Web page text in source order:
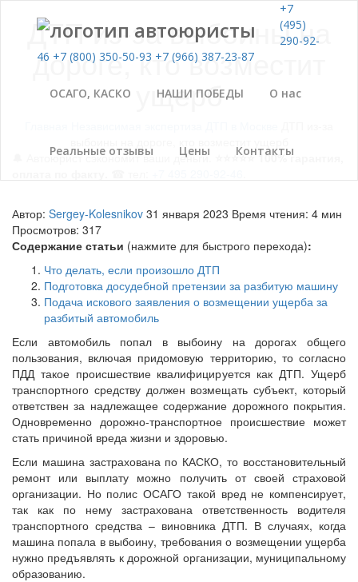
+7
(495)
290-92-
46 +7 (800) 350-50-93 +7 (966) 387-23-87
ОСАГО, КАСКО НАШИ ПОБЕДЫ О нас
Реальные отзывы Цены Контакты
ДТП из-за выбоины на
дороге, кто возместит
ущерб
🔔 Автоюрист сэкономит ваши деньги.
⭐⭐⭐⭐⭐ 100% гарантия,
Автор: Sergey-Kolesnikov 31 января 2023 Время чтения: 4 мин
Просмотров: 317
Содержание статьи (нажмите для быстрого перехода):
Что делать, если произошло ДТП
Подготовка досудебной претензии за разбитую машину
Подача искового заявления о возмещении ущерба за
разбитый автомобиль
Если автомобиль попал в выбоину на дорогах общего
пользования, включая придомовую территорию, то согласно
ПДД такое происшествие квалифицируется как ДТП. Ущерб
транспортного средству должен возмещать субъект, который
ответствен за надлежащее содержание дорожного покрытия.
Одновременно дорожно-транспортное происшествие может
стать причиной вреда жизни и здоровью.
Если машина застрахована по КАСКО, то восстановительный
ремонт или выплату можно получить от своей страховой
организации. Но полис ОСАГО такой вред не компенсирует,
так как по нему застрахована ответственность водителя
транспортного средства – виновника ДТП. В случаях, когда
машина попала в выбоину, требования о возмещении ущерба
нужно предъявлять к дорожной организации, муниципальному
образованию.